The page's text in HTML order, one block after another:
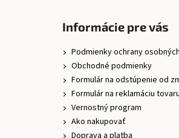
Informácie pre vás
Podmienky ochrany
Obchodné podmienky
Formulár na odstúpenie od
Formulár na reklamáciu tovaru
Vernostný program
Ako nakupovať